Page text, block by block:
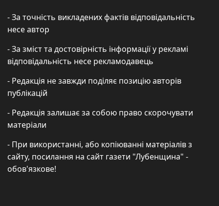
- За точність викладених фактів відповідальність
несе автор
- За зміст та достовірність інформації у рекламі
відповідальність несе рекламодавець
- Редакція не завжди поділяє позицію авторів
публікацій
- Редакція залишає за собою право скорочувати
матеріали
- При використанні, або копіюванні матеріалів з
сайту, посилання на сайт газети "Лубенщина" -
обов'язкове!